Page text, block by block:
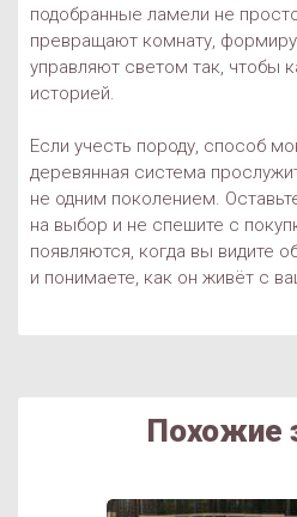
подобранные ламели не
превращают комнату,
управляют светом так, чтобы
историей.
Если учесть породу, способ
деревянная система
не одним поколением.
на выбор и не спешите с
появляются, когда вы видите
и понимаете, как он живёт с
Похожие